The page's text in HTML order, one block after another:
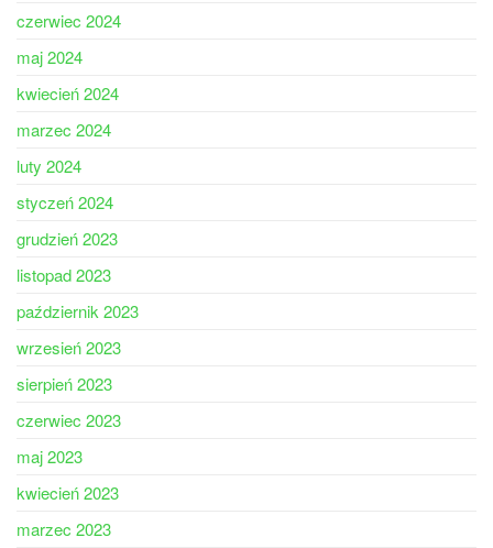
czerwiec 2024
maj 2024
kwiecień 2024
marzec 2024
luty 2024
styczeń 2024
grudzień 2023
listopad 2023
październik 2023
wrzesień 2023
sierpień 2023
czerwiec 2023
maj 2023
kwiecień 2023
marzec 2023